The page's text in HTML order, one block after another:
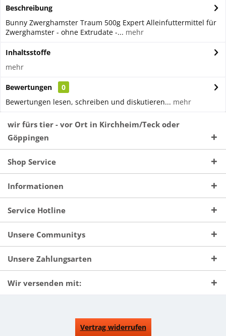
Beschreibung
Bunny Zwerghamster Traum 500g Expert Alleinfuttermittel für
Zwerghamster - ohne Extrudate -... mehr
Inhaltsstoffe
mehr
Bewertungen
0
Bewertungen lesen, schreiben und diskutieren... mehr
wir fürs tier - vor Ort in Kirchheim/Teck oder
Göppingen
Shop Service
Informationen
Service Hotline
Unsere Communitys
Unsere Zahlungsarten
Wir versenden mit:
Vertrag widerrufen